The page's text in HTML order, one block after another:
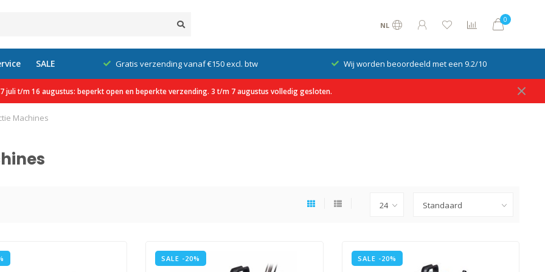
NL
0
SALE Gratis verzending vanaf €150 excl. btw Wij worden beoordeeld met een 9.2/10
juli t/m 16 augustus: beperkt open en beperkte verzending. 3 t/m 7 augustus volledig gesloten.
Machines
SALE -20% SALE -20%